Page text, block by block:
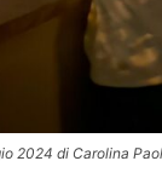
2024 di Carolina